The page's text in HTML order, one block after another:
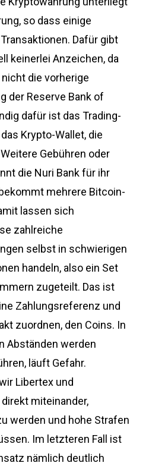
so dass einige
Dafür gibt
keinerlei Anzeichen, da
die vorherige
der Reserve Bank of
dafür ist das Trading-
Krypto-Wallet, die
Gebühren oder
die Nuri Bank für ihr
mehrere Bitcoin-
lassen sich
zahlreiche
selbst in schwierigen
handeln, also ein Set
zugeteilt. Das ist
Zahlungsreferenz und
zuordnen, den Coins. In
Abständen werden
läuft Gefahr.
Libertex und
miteinander,
werden und hohe Strafen
Im letzteren Fall ist
nämlich deutlich